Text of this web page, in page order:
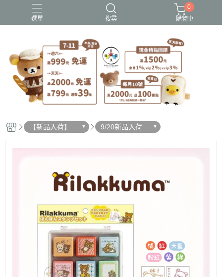
選單 搜尋
史努比歐拉夫 吉伊卡哇 憂傷馬戲團
拉拉熊
迪士尼-玩具總動員
0
購物車
【新品入荷】 9/20新品入荷